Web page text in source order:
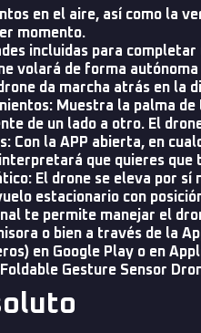
en el aire, así como la
momento.
incluidas para
volará de forma
da marcha atrás en la
Muestra la palma
de un lado a otro. El
Con la APP abierta, en
que quieres que
El drone se eleva por
estacionario con
te permite manejar el
o bien a través de la
en Google Play o en
Gesture Sensor